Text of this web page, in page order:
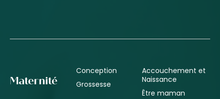
Maternité
Conception
Grossesse
Accouchement et
Naissance
Être maman